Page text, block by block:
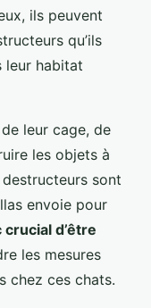
ils peuvent
qu’ils
leur habitat
de leur cage, de
les objets à
sont
envoie pour
crucial d’être
les mesures
chez ces chats.